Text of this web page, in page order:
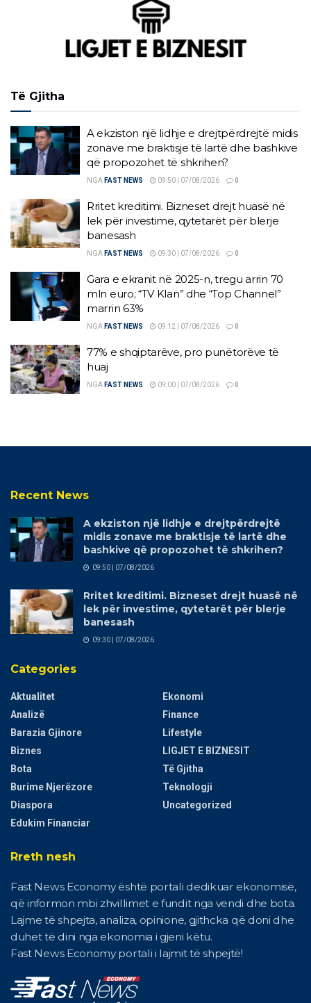
Të Gjitha
A ekziston një lidhje e drejtpërdrejtë midis
zonave me braktisje të lartë dhe bashkive
që propozohet të shkrihen?
NGA FAST NEWS 09:50 | 07/08/2026 0
Rritet kreditimi. Bizneset drejt huasë në
lek për investime, qytetarët për blerje
banesash
NGA FAST NEWS 09:30 | 07/08/2026 0
Gara e ekranit në 2025-n, tregu arrin 70
mln euro; “TV Klan” dhe “Top Channel”
marrin 63%
NGA FAST NEWS 09:12 | 07/08/2026 0
77% e shqiptarëve, pro punëtorëve të
huaj
NGA FAST NEWS 09:00 | 07/08/2026 0
Recent News
A ekziston një lidhje e drejtpërdrejtë
midis zonave me braktisje të lartë dhe
bashkive që propozohet të shkrihen?
09:50 | 07/08/2026
Rritet kreditimi. Bizneset drejt huasë në
lek për investime, qytetarët për blerje
banesash
09:30 | 07/08/2026
Categories
Aktualitet
Analizë
Barazia Gjinore
Biznes
Bota
Burime Njerëzore
Diaspora
Edukim Financiar
Ekonomi
Finance
Lifestyle
LIGJET E BIZNESIT
Të Gjitha
Teknologji
Uncategorized
Rreth nesh
Fast News Economy është portali dedikuar ekonomisë,
që informon mbi zhvillimet e fundit nga vendi dhe bota.
Lajme të shpejta, analiza, opinione, gjithcka që doni dhe
duhet të dini nga ekonomia i gjeni këtu.
Fast News Economy portali i lajmit të shpejtë!